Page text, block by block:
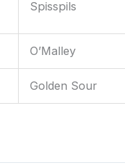
Spisspils
O’Malley
Golden Sour